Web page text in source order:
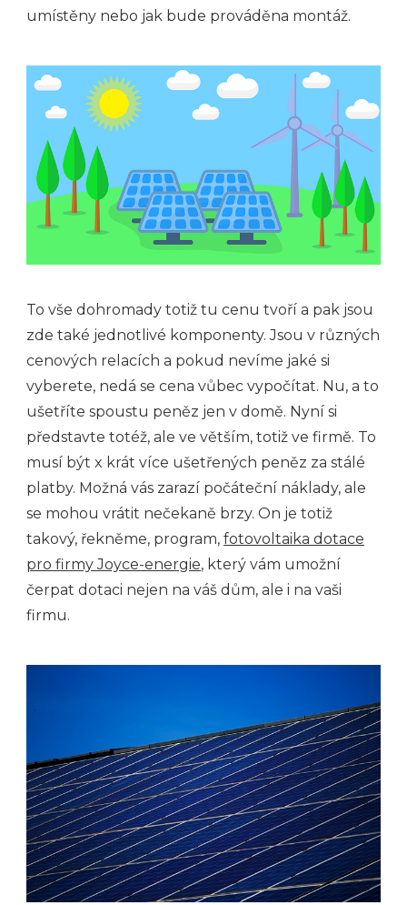
umístěny nebo jak bude prováděna montáž.
To vše dohromady totiž tu cenu tvoří a pak jsou
zde také jednotlivé komponenty. Jsou v různých
cenových relacích a pokud nevíme jaké si
vyberete, nedá se cena vůbec vypočítat. Nu, a to
ušetříte spoustu peněz jen v domě. Nyní si
představte totéž, ale ve větším, totiž ve firmě. To
musí být x krát více ušetřených peněz za stálé
platby. Možná vás zarazí počáteční náklady, ale
se mohou vrátit nečekaně brzy. On je totiž
takový, řekněme, program, fotovoltaika dotace
pro firmy Joyce-energie, který vám umožní
čerpat dotaci nejen na váš dům, ale i na vaši
firmu.